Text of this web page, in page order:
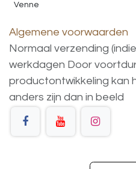
Venne
Algemene voorwaarden
Normaal verzending
werkdagen Door
productontwikkeling kan
anders zijn dan in beeld